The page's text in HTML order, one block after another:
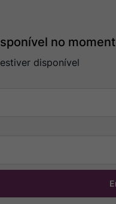
no
disponível